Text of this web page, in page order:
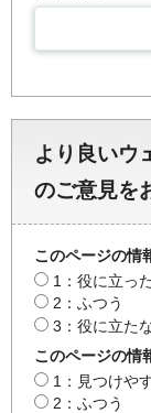
より良いウ
のご意見を
このページの情
1：役に立っ
2：ふつう
3：役に立た
このページの情
1：見つけや
2：ふつう